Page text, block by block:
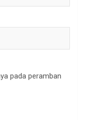
pada peramban